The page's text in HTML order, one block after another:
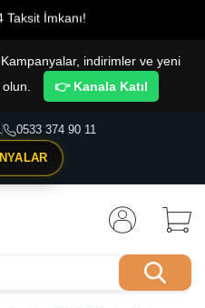
Taksit İmkanı!
Kampanyalar, indirimler ve yeni
👉 Kanala Katıl
0533 374 90 11